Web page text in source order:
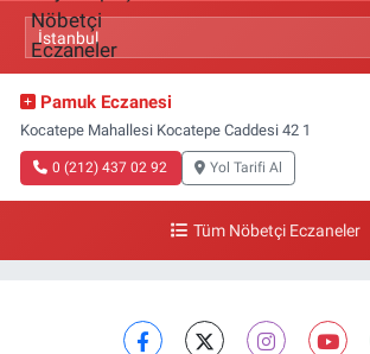
Pamuk Eczanesi
Kocatepe Mahallesi Kocatepe Caddesi 42 1
0 (212) 437 02 92 Yol Tarifi Al
Tüm Nöbetçi Eczaneler